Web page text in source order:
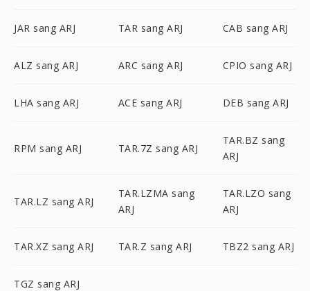
JAR sang ARJ TAR sang ARJ CAB sang ARJ
ALZ sang ARJ ARC sang ARJ CPIO sang ARJ
LHA sang ARJ ACE sang ARJ DEB sang ARJ
RPM sang ARJ TAR.7Z sang ARJ
TAR.BZ sang
ARJ
TAR.LZ sang ARJ
TAR.LZMA sang
ARJ
TAR.LZO sang
ARJ
TAR.XZ sang ARJ TAR.Z sang ARJ TBZ2 sang ARJ
TGZ sang ARJ